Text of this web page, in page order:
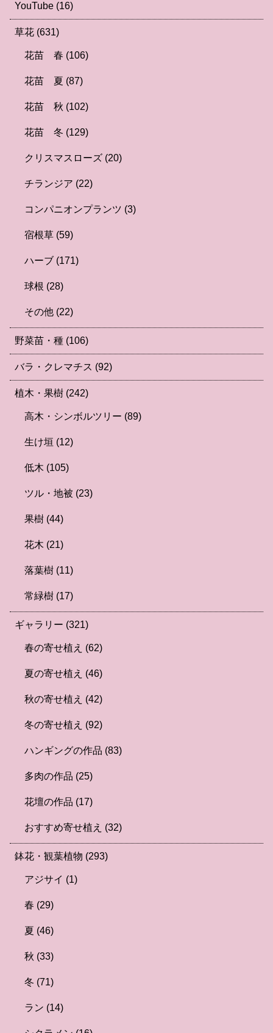
YouTube (16)
草花 (631)
花苗 春 (106)
花苗 夏 (87)
花苗 秋 (102)
花苗 冬 (129)
クリスマスローズ (20)
チランジア (22)
コンパニオンプランツ (3)
宿根草 (59)
ハーブ (171)
球根 (28)
その他 (22)
野菜苗・種 (106)
バラ・クレマチス (92)
植木・果樹 (242)
高木・シンボルツリー (89)
生け垣 (12)
低木 (105)
ツル・地被 (23)
果樹 (44)
花木 (21)
落葉樹 (11)
常緑樹 (17)
ギャラリー (321)
春の寄せ植え (62)
夏の寄せ植え (46)
秋の寄せ植え (42)
冬の寄せ植え (92)
ハンギングの作品 (83)
多肉の作品 (25)
花壇の作品 (17)
おすすめ寄せ植え (32)
鉢花・観葉植物 (293)
アジサイ (1)
春 (29)
夏 (46)
秋 (33)
冬 (71)
ラン (14)